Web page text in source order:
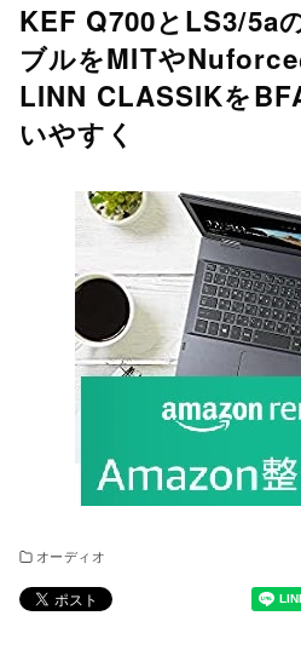
KEF Q700とLS3/5a
ブルをMITやNuforce
LINN CLASSIKを
いやすく
オーディオ